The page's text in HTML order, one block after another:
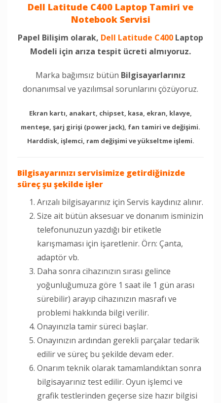
Dell Latitude C400 Laptop Tamiri ve
Notebook Servisi
Papel Bilişim olarak, Dell Latitude C400 Laptop
Modeli için arıza tespit ücreti almıyoruz.
Marka bağımsız bütün Bilgisayarlarınız
donanımsal ve yazılımsal sorunlarını çözüyoruz.
Ekran kartı, anakart, chipset, kasa, ekran, klavye,
menteşe, şarj girişi (power jack), fan tamiri ve değişimi.
Harddisk, işlemci, ram değişimi ve yükseltme işlemi.
Bilgisayarınızı servisimize getirdiğinizde
süreç şu şekilde işler
Arızalı bilgisayarınız için Servis kaydınız alınır.
Size ait bütün aksesuar ve donanım isminizin
telefonunuzun yazdığı bir etiketle
karışmaması için işaretlenir. Örn: Çanta,
adaptör vb.
Daha sonra cihazınızın sırası gelince
yoğunluğumuza göre 1 saat ile 1 gün arası
sürebilir) arayıp cihazınızın masrafı ve
problemi hakkında bilgi verilir.
Onayınızla tamir süreci başlar.
Onayınızın ardından gerekli parçalar tedarik
edilir ve süreç bu şekilde devam eder.
Onarım teknik olarak tamamlandıktan sonra
bilgisayarınız test edilir. Oyun işlemci ve
grafik testlerinden geçerse size hazır bilgisi